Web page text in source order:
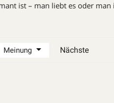
ist – man liebt es oder man
Nächste